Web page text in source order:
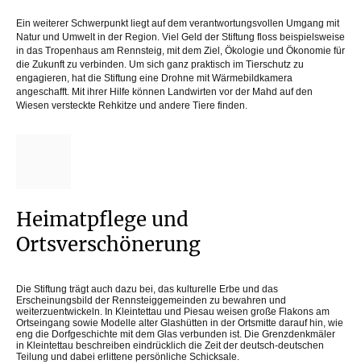
Ein weiterer Schwerpunkt liegt auf dem verantwortungsvollen Umgang mit
Natur und Umwelt in der Region. Viel Geld der Stiftung floss beispielsweise
in das Tropenhaus am Rennsteig, mit dem Ziel, Ökologie und Ökonomie für
die Zukunft zu verbinden. Um sich ganz praktisch im Tierschutz zu
engagieren, hat die Stiftung eine Drohne mit Wärmebildkamera
angeschafft. Mit ihrer Hilfe können Landwirten vor der Mahd auf den
Wiesen versteckte Rehkitze und andere Tiere finden.
Heimatpflege und
Ortsverschönerung
Die Stiftung trägt auch dazu bei, das kulturelle Erbe und das
Erscheinungsbild der Rennsteiggemeinden zu bewahren und
weiterzuentwickeln. In Kleintettau und Piesau weisen große Flakons am
Ortseingang sowie Modelle alter Glashütten in der Ortsmitte darauf hin, wie
eng die Dorfgeschichte mit dem Glas verbunden ist. Die Grenzdenkmäler
in Kleintettau beschreiben eindrücklich die Zeit der deutsch-deutschen
Teilung und dabei erlittene persönliche Schicksale.